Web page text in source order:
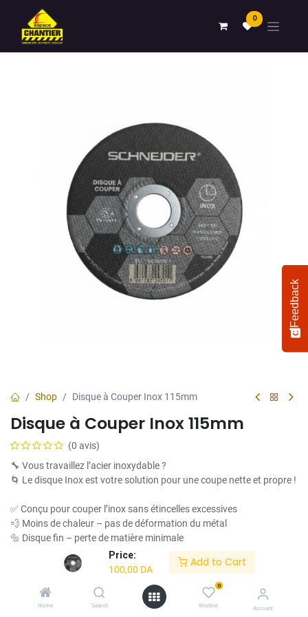
Price:
100,00 DA
Add to Cart
Home Search
0
Wishlist Account
0
Shop Disque à Couper Inox 115mm
Disque à Couper Inox 115mm
(0 avis)
🔧 Vous travaillez l’acier inoxydable ?
🌀 Le disque Inox est votre solution pour une coupe nette et propre !
✅ Conçu pour couper l’inox sans étincelles excessives
💨 Moins de chaleur – pas de déformation du métal
🔩 Disque fin – perte de matière minimale
🛠️ Parfait pour l’agroalimentaire, la soudure, la métallerie fine
🛒 Commandez maintenant et coupez l’inox avec précision !
100,00
Feedback
How would you rate your experience?
Select
an
option
Not satisfied at all Very satisfied
Next